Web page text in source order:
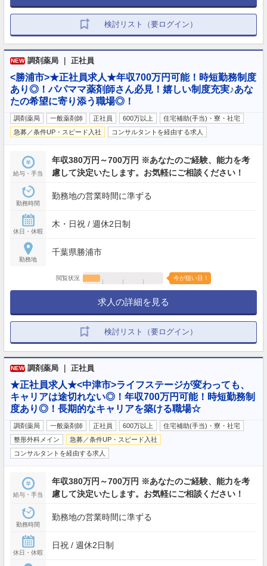
検討リスト（要ログイン）
NEW 調剤薬局 ｜ 正社員
<勝浦市>★正社員求人★年収700万円可能！時短勤務制度
あり◎！パパママ薬剤師さん必見！嬉しい制度充実♪あな
たの希望に寄り添う職場◎！
調剤薬局 一般薬剤師 正社員 600万以上
住宅補助(手当)・寮・社宅
急募／条件UP・スピード入社
コンサルタントを経由する求人
給与・手当
年収380万円～700万円 ※あなたのご経験、能力を考
慮して決定いたします。お気軽にご相談ください！
勤務時間
勤務地の営業時間に準ずる
休日・休暇
木・日祝 / 週休2日制
勤務地
千葉県勝浦市
閲覧状況 今が狙い目！
求人の詳細を見る
検討リスト（要ログイン）
NEW 調剤薬局 ｜ 正社員
★正社員求人★<中津市>ライフステージが変わっても、
キャリアは途切れない◎！年収700万円可能！時短勤務制
度あり◎！長期的なキャリアを築ける職場☆
調剤薬局 一般薬剤師 正社員 600万以上
住宅補助(手当)・寮・社宅
整形外科メイン
急募／条件UP・スピード入社
コンサルタントを経由する求人
給与・手当
年収380万円～700万円 ※あなたのご経験、能力を考
慮して決定いたします。お気軽にご相談ください！
勤務時間
勤務地の営業時間に準ずる
休日・休暇
日祝 / 週休2日制